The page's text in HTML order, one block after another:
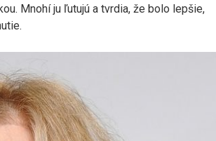
Mnohí ju ľutujú a tvrdia, že bolo lepšie,